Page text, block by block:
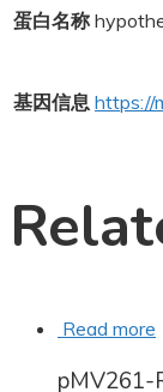
蛋白名称
基因信息 https://
Read more
pMV261-